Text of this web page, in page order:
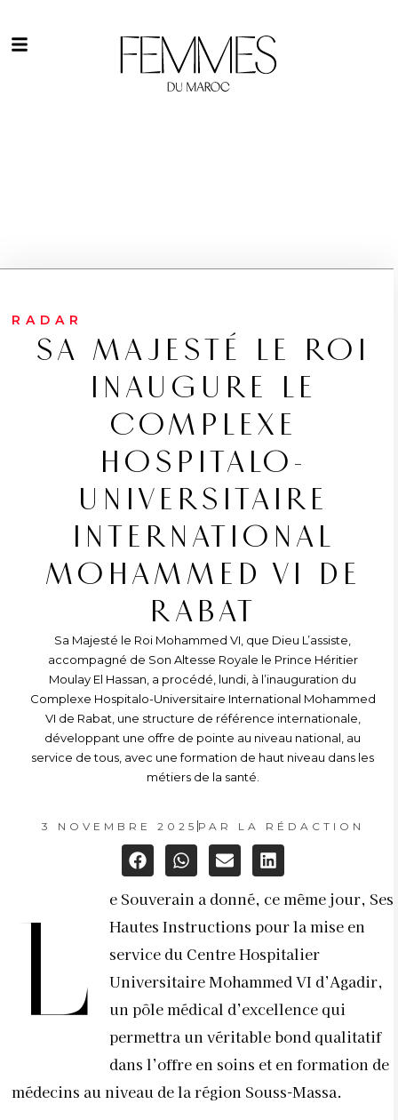
RADAR
SA MAJESTÉ LE ROI
INAUGURE LE
COMPLEXE
HOSPITALO-
UNIVERSITAIRE
INTERNATIONAL
MOHAMMED VI DE
RABAT
Sa Majesté le Roi Mohammed VI, que Dieu L’assiste,
accompagné de Son Altesse Royale le Prince Héritier
Moulay El Hassan, a procédé, lundi, à l’inauguration du
Complexe Hospitalo-Universitaire International Mohammed
VI de Rabat, une structure de référence internationale,
développant une offre de pointe au niveau national, au
service de tous, avec une formation de haut niveau dans les
métiers de la santé.
3 NOVEMBRE 2025 PAR LA RÉDACTION
L
e Souverain a donné, ce même jour, Ses
Hautes Instructions pour la mise en
service du Centre Hospitalier
Universitaire Mohammed VI d’Agadir,
un pôle médical d’excellence qui
permettra un véritable bond qualitatif
dans l’offre en soins et en formation de
médecins au niveau de la région Souss-Massa.